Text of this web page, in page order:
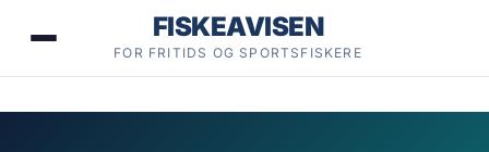
FISKEAVISEN
FOR FRITIDS OG SPORTSFISKERE